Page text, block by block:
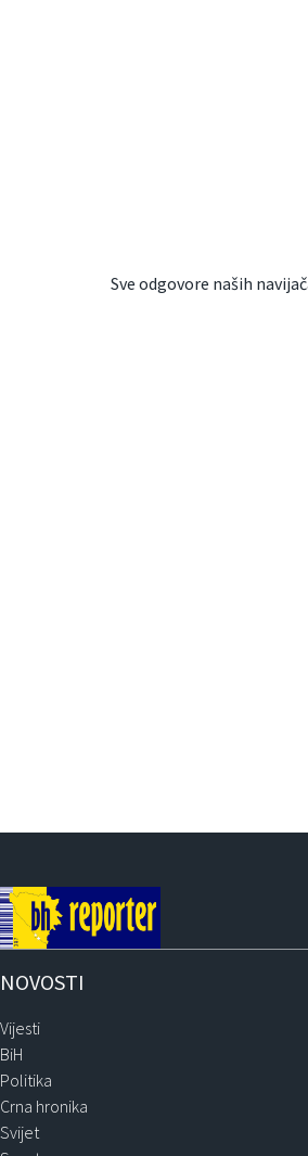
Sve odgovore naših
NOVOSTI
Vijesti
BiH
Politika
Crna hronika
Svijet